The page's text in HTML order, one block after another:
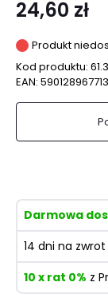
24,60 zł
Produkt
Kod produktu:
EAN:
Darmowa
14 dni na
10 x rat 0% z